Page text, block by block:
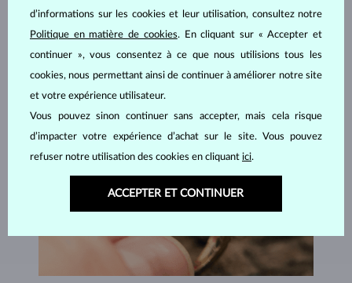
d’informations sur les cookies et leur utilisation, consultez notre
Politique en matière de cookies. En cliquant sur « Accepter et
continuer », vous consentez à ce que nous utilisions tous les
cookies, nous permettant ainsi de continuer à améliorer notre site
et votre expérience utilisateur.
Vous pouvez sinon continuer sans accepter, mais cela risque
d’impacter votre expérience d’achat sur le site. Vous pouvez
refuser notre utilisation des cookies en cliquant ici.
ACCEPTER ET CONTINUER